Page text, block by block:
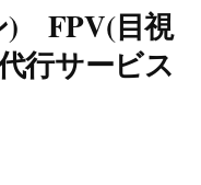
) FPV(目視
行サービス